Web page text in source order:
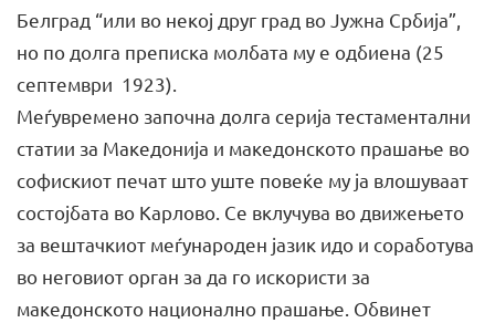
Белград “или во некој друг град во Јужна Србија”,
но по долга преписка молбата му е одбиена (25
септември 1923).
Меѓувремено започна долга серија тестаментални
статии за Македонија и македонското прашање во
софискиот печат што уште повеќе му ја влошуваат
состојбата во Карлово. Се вклучува во движењето
за вештачкиот меѓународен јазик идо и соработува
во неговиот орган за да го искористи за
македонското национално прашање. Обвинет